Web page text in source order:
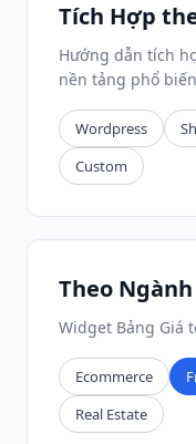
Tích Hợp
Hướng dẫn tích
nền tảng phổ
Wordpress
Custom
Theo
Widget Bảng Giá
Ecommerce
Real Estate